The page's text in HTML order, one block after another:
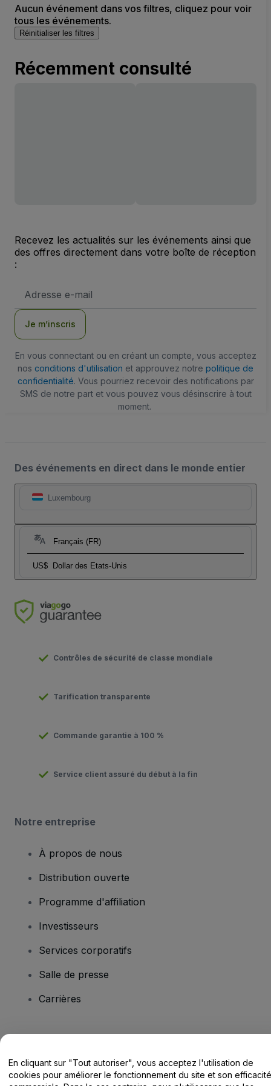
Aucun événement dans vos filtres, cliquez pour voir
tous les événements.
Réinitialiser les filtres
Récemment consulté
Recevez les actualités sur les événements ainsi que
des offres directement dans votre boîte de réception
:
e-
Je m’inscris
En vous connectant ou en créant un compte, vous acceptez
nos conditions d'utilisation et approuvez notre politique de
confidentialité. Vous pourriez recevoir des notifications par
SMS de notre part et vous pouvez vous désinscrire à tout
moment.
Des événements en direct dans le monde entier
Luxembourg
Français (FR)
US$ Dollar des Etats-Unis
Contrôles de sécurité de classe mondiale
Tarification transparente
Commande garantie à 100 %
Service client assuré du début à la fin
Notre entreprise
À propos de nous
Distribution ouverte
Programme d'affiliation
Investisseurs
Services corporatifs
Salle de presse
Carrières
Centre d'assistance / Nous contacter
En cliquant sur "Tout autoriser", vous acceptez l'utilisation de
cookies pour améliorer le fonctionnement du site et son efficacité